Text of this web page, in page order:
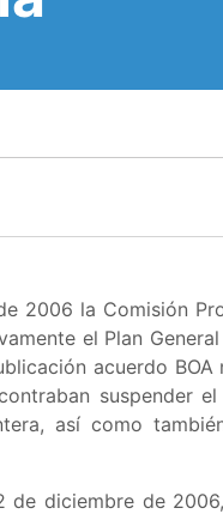
2006 la Comisión
el Plan
acuerdo
suspender el
así como
diciembre de